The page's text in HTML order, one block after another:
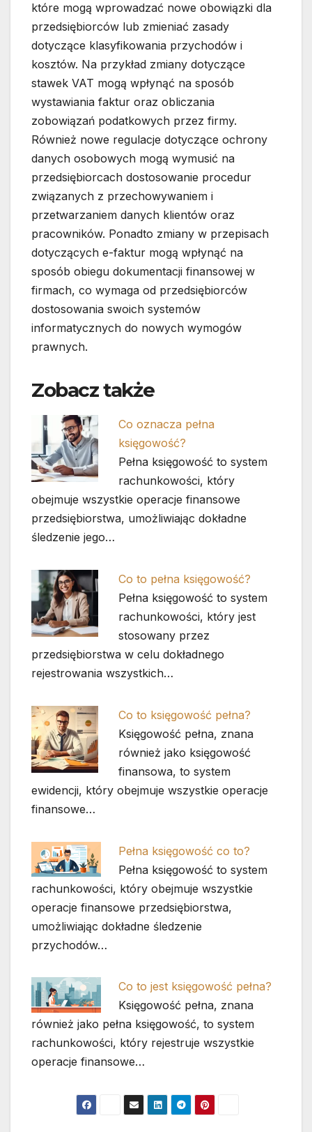
które mogą wprowadzać nowe obowiązki dla
przedsiębiorców lub zmieniać zasady
dotyczące klasyfikowania przychodów i
kosztów. Na przykład zmiany dotyczące
stawek VAT mogą wpłynąć na sposób
wystawiania faktur oraz obliczania
zobowiązań podatkowych przez firmy.
Również nowe regulacje dotyczące ochrony
danych osobowych mogą wymusić na
przedsiębiorcach dostosowanie procedur
związanych z przechowywaniem i
przetwarzaniem danych klientów oraz
pracowników. Ponadto zmiany w przepisach
dotyczących e-faktur mogą wpłynąć na
sposób obiegu dokumentacji finansowej w
firmach, co wymaga od przedsiębiorców
dostosowania swoich systemów
informatycznych do nowych wymogów
prawnych.
Zobacz także
Co oznacza pełna
księgowość?
Pełna księgowość to system
rachunkowości, który
obejmuje wszystkie operacje finansowe
przedsiębiorstwa, umożliwiając dokładne
śledzenie jego…
Co to pełna księgowość?
Pełna księgowość to system
rachunkowości, który jest
stosowany przez
przedsiębiorstwa w celu dokładnego
rejestrowania wszystkich…
Co to księgowość pełna?
Księgowość pełna, znana
również jako księgowość
finansowa, to system
ewidencji, który obejmuje wszystkie operacje
finansowe…
Pełna księgowość co to?
Pełna księgowość to system
rachunkowości, który obejmuje wszystkie
operacje finansowe przedsiębiorstwa,
umożliwiając dokładne śledzenie
przychodów…
Co to jest księgowość pełna?
Księgowość pełna, znana
również jako pełna księgowość, to system
rachunkowości, który rejestruje wszystkie
operacje finansowe…